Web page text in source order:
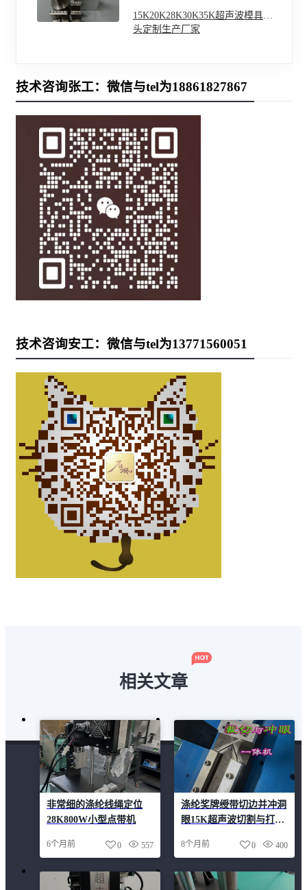
15K20K28K30K35K超声波模具焊
头定制生产厂家
技术咨询张工：微信与tel为18861827867
技术咨询安工：微信与tel为13771560051
相关文章
非常细的涤纶线绳定位
28K800W小型点带机
6个月前 557
0
涤纶奖牌绶带切边并冲洞
眼15K超声波切割与打孔
8个月前 400
0